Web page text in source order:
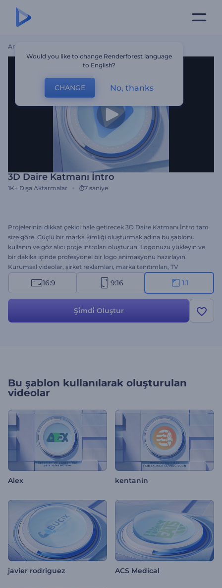
Ana Sayfa
3D Daire Katmanı İntro
1K+ Dışa Aktarmalar 7 saniye
Projelerinizi dikkat çekici hale getirecek 3D Daire Katmanı İntro tam
size göre. Güçlü bir marka kimliği oluşturmak adına bu şablonu
kullanın ve göz alıcı proje introları oluşturun. Logonuzu yükleyin ve
bir dakika içinde profesyonel bir logo animasyonu hazırlayın.
Kurumsal videolar, şirket reklamları, marka tanıtımları, TV
reklamları gibi projeler için biçilmiş kaftan. Projelerinize yüksek
profilli bir giriş hazırlamanın tam zamanı. Hiçbir ücret ödemeden
16:9 9:16 1:1
Şi̇mdi̇ Oluştur
Bu şablon kullanılarak oluşturulan
videolar
Alex kentanin
javier rodriguez ACS Medical
Would you like to change Renderforest language
to English?
CHANGE No, thanks